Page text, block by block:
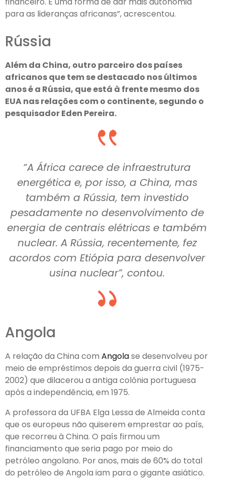
para as lideranças africanas”, acrescentou.
Rússia
Além da China, outro parceiro dos países
africanos que tem se destacado nos últimos
anos é a Rússia, que está à frente mesmo dos
EUA nas relações com o continente, segundo o
pesquisador Eden Pereira.
“A África carece de infraestrutura
energética e, por isso, a China, mas
também a Rússia, tem investido
pesadamente no desenvolvimento de
energia de centrais elétricas e também
nuclear. A Rússia, recentemente, fez
acordos com Etiópia para desenvolver
usina nuclear”, contou.
Angola
A relação da China com Angolase desenvolveu por
meio de empréstimos depois da guerra civil (1975-
2002) que dilacerou a antiga colônia portuguesa
após a independência, em 1975.
A professora da UFBA Elga Lessa de Almeida conta
que os europeus não quiserem emprestar ao país,
que recorreu à China. O país firmou um
financiamento que seria pago por meio do
petróleo angolano. Por anos, mais de 60% do total
do petróleo de Angola iam para o gigante asiático.